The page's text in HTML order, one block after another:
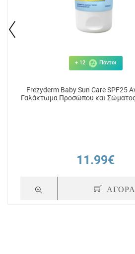
+ 12 Πόντοι
Frezyderm Baby Sun Care SPF25
Γαλάκτωμα Προσώπου και
11.99€
ΑΓΟΡΑ